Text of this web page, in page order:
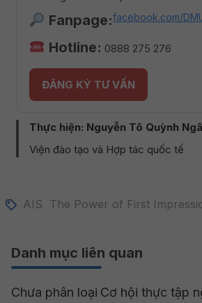
Fanpage:facebook.com/
Hotline: 0888 275 276
ĐĂNG KÝ TƯ VẤN
Thực hiện: Nguyễn Tô Quỳnh
Viện đào tạo và Hợp tác quốc tế
AIS The Power of First
Danh mục liên quan
Chưa phân loại Cơ hội thực tập